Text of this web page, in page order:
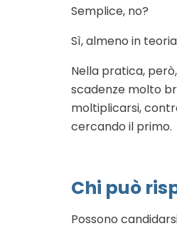
Semplice, no?
Sì, almeno in
Nella pratica,
scadenze molto
moltiplicarsi,
cercando il primo.
Chi può
Possono